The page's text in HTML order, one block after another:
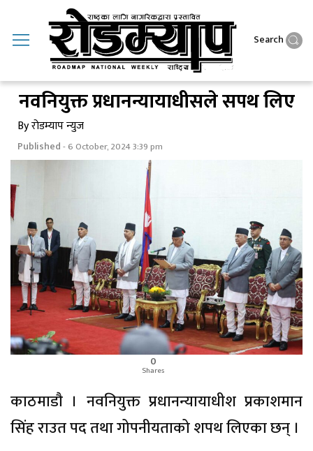
Search
नवनियुक्त प्रधानन्यायाधीसले सपथ लिए
By रोडम्याप न्युज
Published- 6 October, 2024 3:39 pm
0
Shares
काठमाडाै । नवनियुक्त प्रधानन्यायाधीश प्रकाशमान
सिंह राउत पद तथा गोपनीयताको शपथ लिएका छन् ।